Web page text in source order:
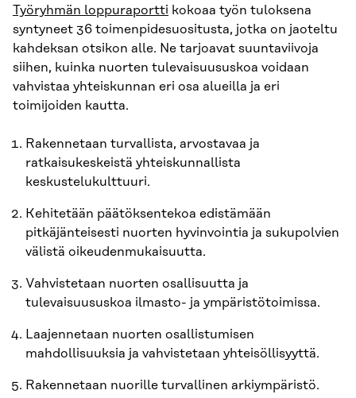
Työryhmän loppuraportti kokoaa työn tuloksena
syntyneet 36 toimenpidesuositusta, jotka on jaoteltu
kahdeksan otsikon alle. Ne tarjoavat suuntaviivoja
siihen, kuinka nuorten tulevaisuususkoa voidaan
vahvistaa yhteiskunnan eri osa alueilla ja eri
toimijoiden kautta.
Rakennetaan turvallista, arvostavaa ja
ratkaisukeskeistä yhteiskunnallista
keskustelukulttuuri.
Kehitetään päätöksentekoa edistämään
pitkäjänteisesti nuorten hyvinvointia ja sukupolvien
välistä oikeudenmukaisuutta.
Vahvistetaan nuorten osallisuutta ja
tulevaisuususkoa ilmasto- ja ympäristötoimissa.
Laajennetaan nuorten osallistumisen
mahdollisuuksia ja vahvistetaan yhteisöllisyyttä.
Rakennetaan nuorille turvallinen arkiympäristö.